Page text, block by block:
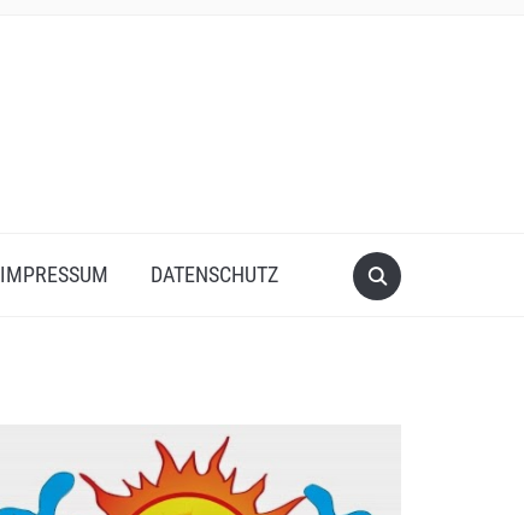
IMPRESSUM DATENSCHUTZ